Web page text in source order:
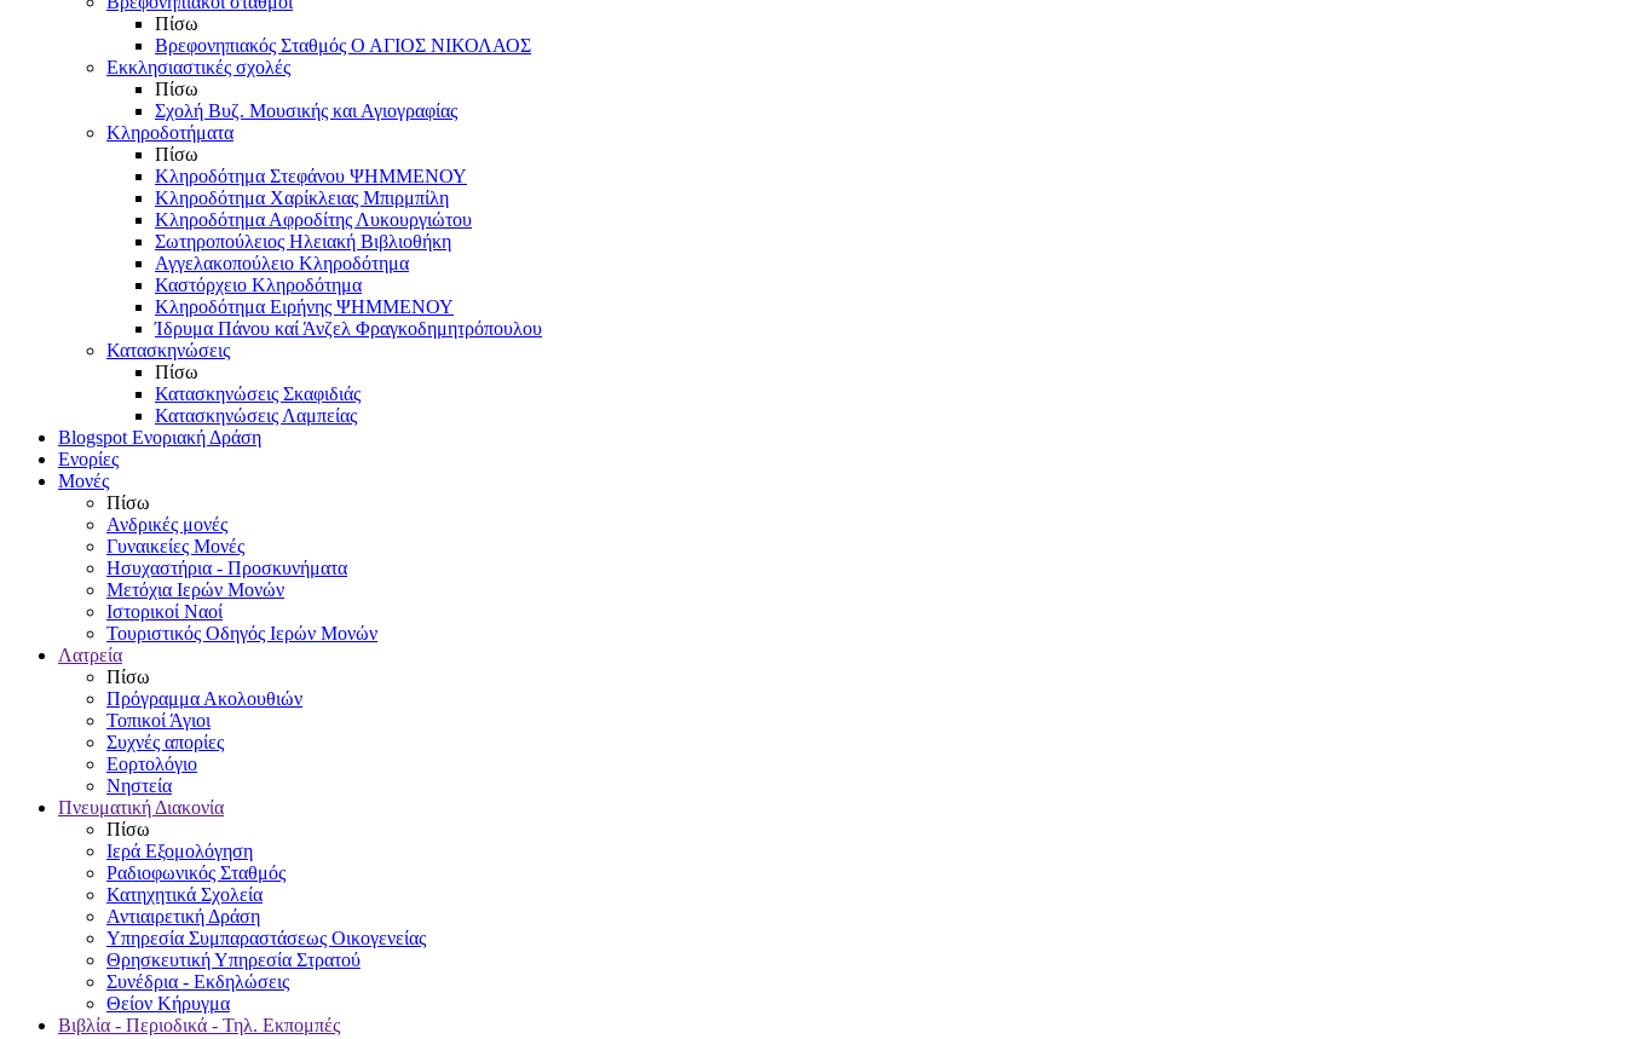
Πίσω
Βρεφονηπιακός Σταθμός Ο ΑΓΙΟΣ ΝΙΚΟΛΑΟΣ
Εκκλησιαστικές σχολές
Πίσω
Σχολή Βυζ. Μουσικής και Αγιογραφίας
Κληροδοτήματα
Πίσω
Κληροδότημα Στεφάνου ΨΗΜΜΕΝΟΥ
Κληροδότημα Χαρίκλειας Μπιρμπίλη
Κληροδότημα Αφροδίτης Λυκουργιώτου
Σωτηροπούλειος Ηλειακή Βιβλιοθήκη
Αγγελακοπούλειο Κληροδότημα
Καστόρχειο Κληροδότημα
Κληροδότημα Ειρήνης ΨΗΜΜΕΝΟΥ
Ίδρυμα Πάνου καί Άνζελ Φραγκοδημητρόπουλου
Κατασκηνώσεις
Πίσω
Κατασκηνώσεις Σκαφιδιάς
Κατασκηνώσεις Λαμπείας
Blogspot Ενοριακή Δράση
Ενορίες
Μονές
Πίσω
Ανδρικές μονές
Γυναικείες Μονές
Ησυχαστήρια - Προσκυνήματα
Μετόχια Ιερών Μονών
Ιστορικοί Ναοί
Τουριστικός Οδηγός Ιερών Μονών
Λατρεία
Πίσω
Πρόγραμμα Ακολουθιών
Τοπικοί Άγιοι
Συχνές απορίες
Εορτολόγιο
Νηστεία
Πνευματική Διακονία
Πίσω
Ιερά Εξομολόγηση
Ραδιοφωνικός Σταθμός
Κατηχητικά Σχολεία
Αντιαιρετική Δράση
Υπηρεσία Συμπαραστάσεως Οικογενείας
Θρησκευτική Υπηρεσία Στρατού
Συνέδρια - Εκδηλώσεις
Θείον Κήρυγμα
Βιβλία - Περιοδικά - Τηλ. Εκπομπές